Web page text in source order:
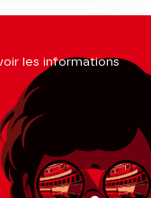
les informations